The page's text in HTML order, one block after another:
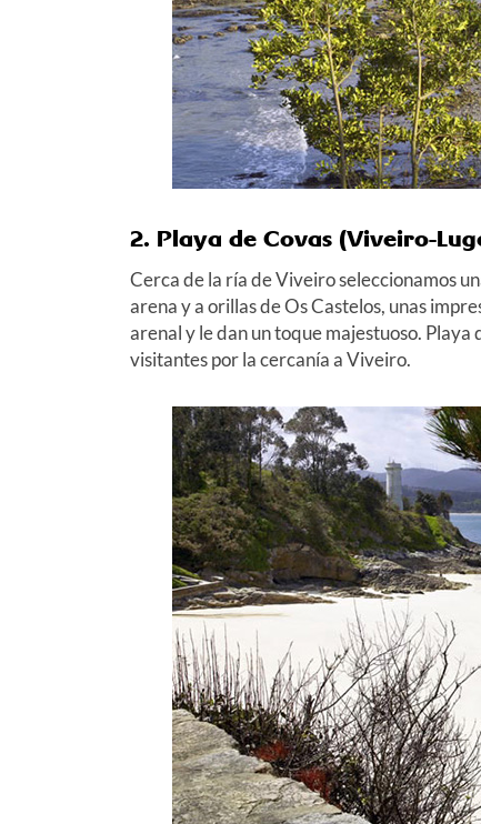
2. Playa de Covas (Viveiro-
Cerca de la ría de Viveiro seleccionamos
arena y a orillas de Os Castelos, unas
arenal y le dan un toque majestuoso.
visitantes por la cercanía a Viveiro.